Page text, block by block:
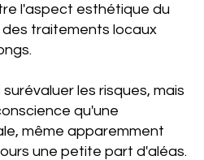
l'aspect esthétique du
traitements locaux
les risques, mais
qu'une
même apparemment
une petite part d'aléas.